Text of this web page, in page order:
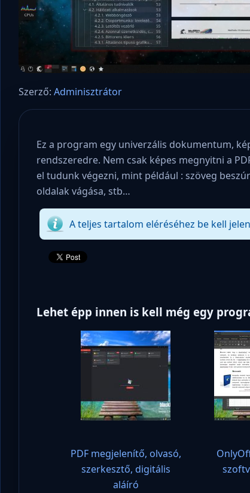
Szerző: Adminisztrátor
Ez a program egy univerzális dokumentum,
rendszeredre. Nem csak képes megnyitni a
el tudunk végezni, mint például : szöveg
oldalak vágása, stb…
A teljes tartalom eléréséhez be kell
Lehet épp innen is kell még egy
PDF megjelenítő, olvasó,
szerkesztő, digitális
aláíró